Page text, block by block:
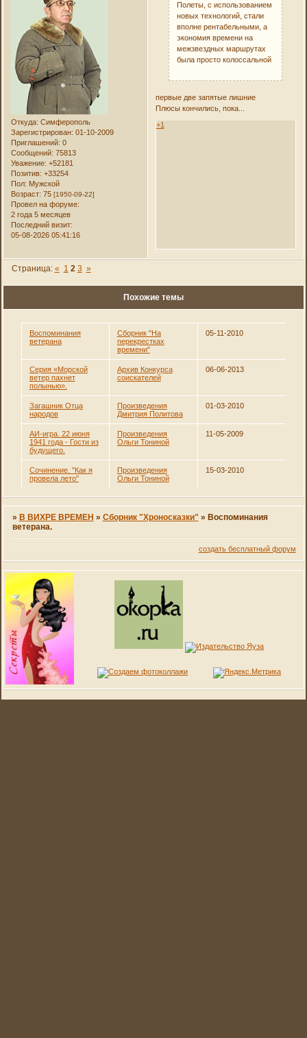
Откуда: Симферополь
Зарегистрирован: 01-10-2009
Приглашений: 0
Сообщений: 75813
Уважение: +52181
Позитив: +33254
Пол: Мужской
Возраст: 75[1950-09-22]
Провел на форуме:
2 года 5 месяцев
Последний визит:
05-08-2026 05:41:16
Полеты, с использованием
новых технологий, стали
вполне рентабельными, а
экономия времени на
межзвездных маршрутах
была просто колоссальной
первые две запятые лишние
Плюсы кончились, пока...
+1
Страница: « 1 2 3 »
Похожие темы
Воспоминания
ветерана
Сборник "На
перекрестках
времени"
05-11-2010
Серия «Морской
ветер пахнет
полынью».
Архив Конкурса
соискателей
06-06-2013
Загашник Отца
народов
Произведения
Дмитрия Политова
01-03-2010
АИ-игра. 22 июня
1941 года - Гости из
будущего.
Произведения
Ольги Тониной
11-05-2009
Сочинение. "Как я
провела лето"
Произведения
Ольги Тониной
15-03-2010
» В ВИХРЕ ВРЕМЕН » Сборник "Хроносказки" » Воспоминания
ветерана.
создать бесплатный форум